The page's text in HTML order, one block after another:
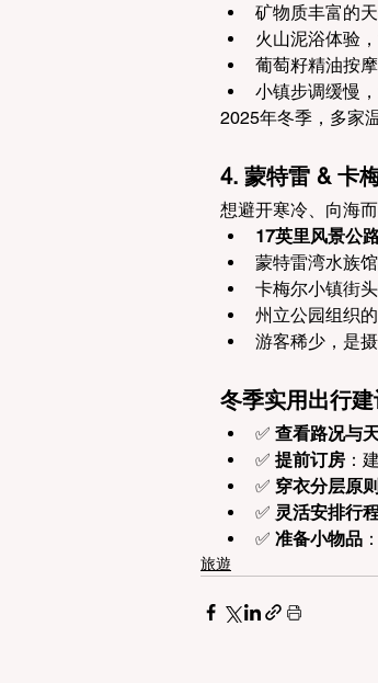
矿物质丰富的
火山泥浴体验
葡萄籽精油按
小镇步调缓慢
2025年冬季，多家
4. 蒙特雷 & 卡
想避开寒冷、向海
17英里风景公
蒙特雷湾水族
卡梅尔小镇街
州立公园组织
游客稀少，是
冬季实用出行建
✅ 查看路况与
✅ 提前订房 ：
✅ 穿衣分层原则
✅ 灵活安排行
✅ 准备小物品
旅遊